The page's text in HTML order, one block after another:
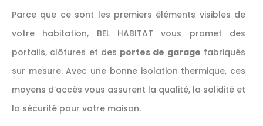
Parce que ce sont les premiers éléments visibles de
votre habitation, BEL HABITAT vous promet des
portails, clôtures et des portes de garage fabriqués
sur mesure. Avec une bonne isolation thermique, ces
moyens d’accès vous assurent la qualité, la solidité et
la sécurité pour votre maison.